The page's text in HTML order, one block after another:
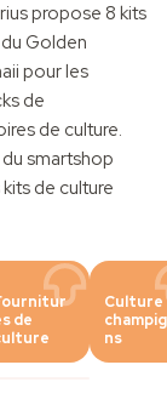
propose 8 kits
Golden
pour les
de
de culture.
smartshop
kits de culture
de
Culture
ns